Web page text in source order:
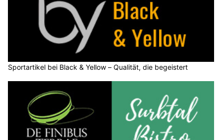
Sportartikel bei Black & Yellow – Qualität, die begeistert